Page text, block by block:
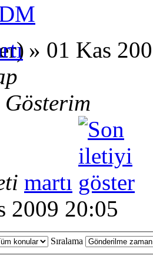
» 01 Kas
Gösterim
martı
2009 20:05
Sıralama